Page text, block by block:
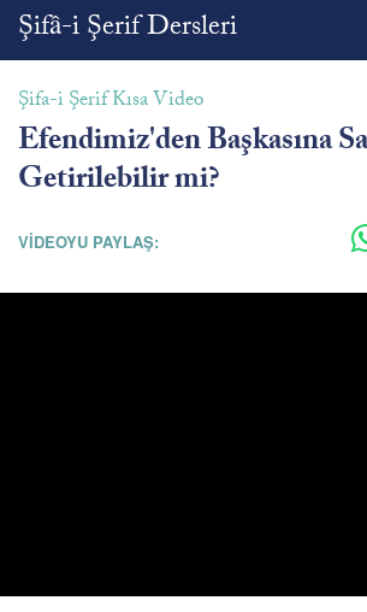
Şifâ-i Şerif Dersleri
Şifa-i Şerif Kısa Video
Efendimiz'den Başkasına
Getirilebilir mi?
VİDEOYU PAYLAŞ: